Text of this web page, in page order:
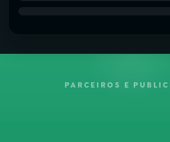
PARCEIROS E